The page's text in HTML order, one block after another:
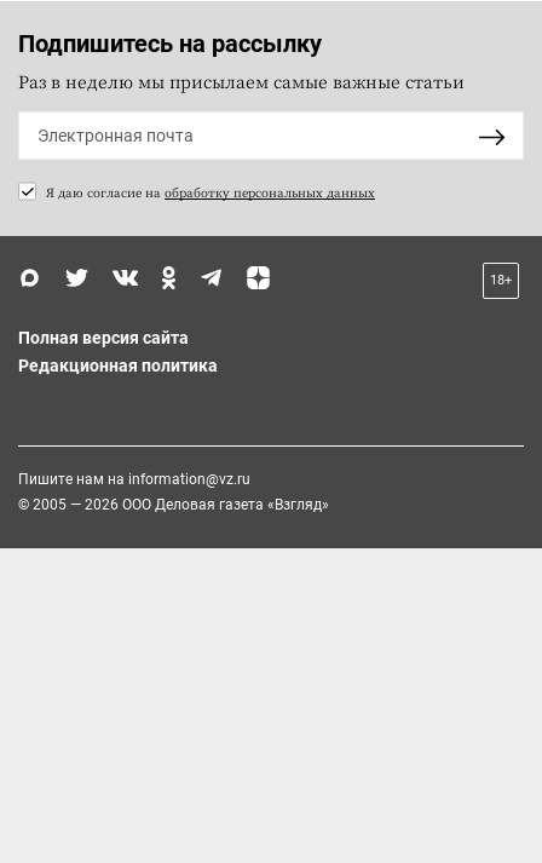
Подпишитесь на рассылку
Раз в неделю мы присылаем самые важные статьи
Я даю согласие на обработку персональных данных
18+
Полная версия сайта
Редакционная политика
Пишите нам на information@vz.ru
© 2005 — 2026 ООО Деловая газета «Взгляд»